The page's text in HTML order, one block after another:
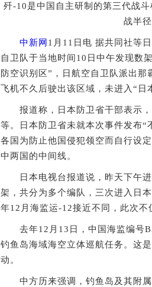
歼-10是中国自主研制的第三代战
战半
中新网 1月11日电 据共同社等
自卫队于当地时间10日中午发现数
防空识别区”，日航空自卫队派出
飞机不久后驶出该区域，未进入“日
报道称，日本防卫省干部表示，
等。日本防卫省未就本次事件发布“
各国为防止他国侵犯领空而自行设
中两国的中间线。
日本电视台报道说，昨天下午进
架，共分为多个编队，三次进入日
年12月海监运-12接近不同，此次不
去年12月13日，中国海监编号
钓鱼岛海域海空立体巡航任务。这
动。
中方历来强调，钓鱼岛及其附属